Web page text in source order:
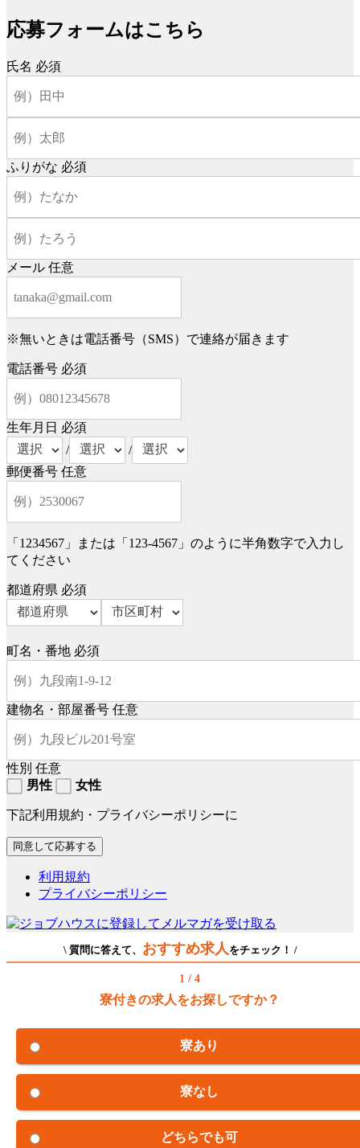
応募フォームはこちら
氏名 必須
ふりがな 必須
メール 任意
※無いときは電話番号（SMS）で連絡が届きます
電話番号 必須
生年月日 必須
/
/
郵便番号 任意
「1234567」または「123-4567」のように半角数字で入力し
てください
都道府県 必須
町名・番地 必須
建物名・部屋番号 任意
性別 任意
男性
女性
下記利用規約・プライバシーポリシーに
利用規約
プライバシーポリシー
\ 質問に答えて、 おすすめ求人 をチェック！ /
1 / 4
寮付きの求人をお探しですか？
寮あり
寮なし
どちらでも可